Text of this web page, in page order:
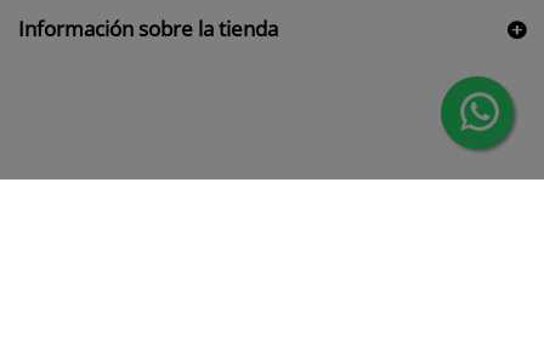
Información sobre la tienda